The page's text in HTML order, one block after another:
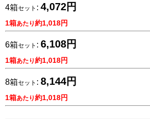
4箱セット : 4,072円
1箱あたり約1,018円
6箱セット : 6,108円
1箱あたり約1,018円
8箱セット : 8,144円
1箱あたり約1,018円